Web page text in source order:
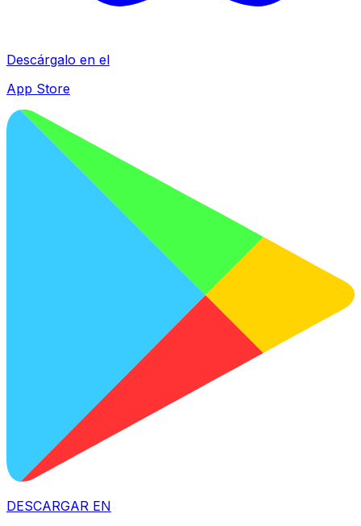
Descárgalo en el
App Store
DESCARGAR EN